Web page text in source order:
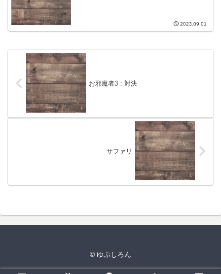
2023.09.01
お邪魔者3：対決
サファリ
© ゆぷしろん